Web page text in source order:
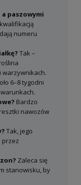
a paszowymi
numeru
Tak –
warzywnikach.
6–8 tygodni
Bardzo
nawozów
Tak, jego
przez
Zaleca się
stanowisku, by